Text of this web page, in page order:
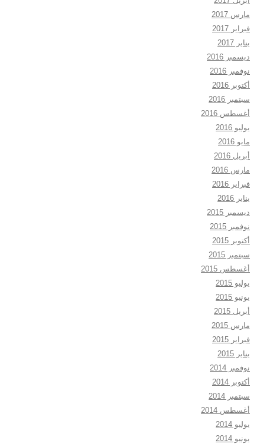
مارس 2017
فبراير 2017
يناير 2017
ديسمبر 2016
نوفمبر 2016
أكتوبر 2016
سبتمبر 2016
أغسطس 2016
يوليو 2016
مايو 2016
أبريل 2016
مارس 2016
فبراير 2016
يناير 2016
ديسمبر 2015
نوفمبر 2015
أكتوبر 2015
سبتمبر 2015
أغسطس 2015
يوليو 2015
يونيو 2015
أبريل 2015
مارس 2015
فبراير 2015
يناير 2015
نوفمبر 2014
أكتوبر 2014
سبتمبر 2014
أغسطس 2014
يوليو 2014
يونيو 2014